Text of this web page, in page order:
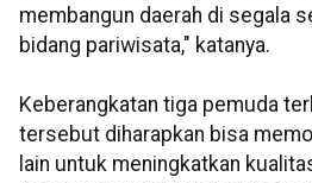
membangun daerah di segala
bidang pariwisata," katanya.
Keberangkatan tiga pemuda
tersebut diharapkan bisa
lain untuk meningkatkan